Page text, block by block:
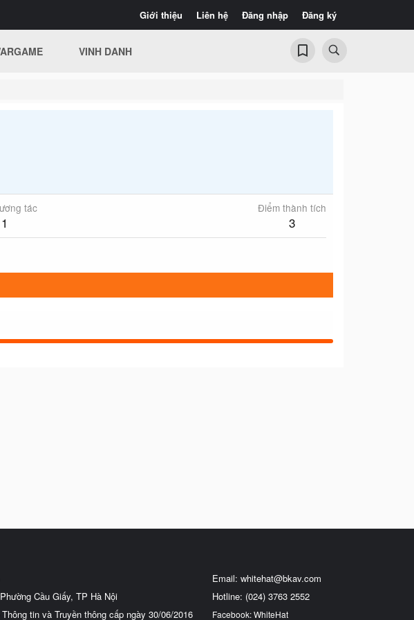
Giới thiệu Liên hệ Đăng nhập Đăng ký
VINH DANH
tác
1
Điểm thành tích
3
Cầu Giấy, TP Hà Nội
tin và Truyền thông cấp ngày 30/06/2016
Email: whitehat@bkav.com
Hotline: (024) 3763 2552
Facebook: WhiteHat